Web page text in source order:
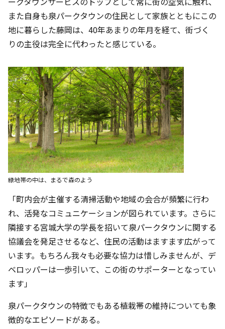
また自身も泉パークタウンの住民として家族とともにこの
地に暮らした藤岡は、40年あまりの年月を経て、街づく
りの主役は完全に代わったと感じている。
緑地帯の中は、まるで森のよう
「町内会が主催する清掃活動や地域の会合が頻繁に行わ
れ、活発なコミュニケーションが図られています。さらに
隣接する宮城大学の学長を招いて泉パークタウンに関する
協議会を発足させるなど、住民の活動はますます広がって
います。もちろん我々も必要な協力は惜しみませんが、デ
ベロッパーは一歩引いて、この街のサポーターとなってい
ます」
泉パークタウンの特徴でもある植栽帯の維持についても象
徴的なエピソードがある。